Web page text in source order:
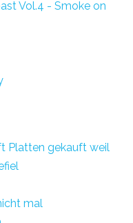
Vol.4 - Smoke on
Platten gekauft weil
mal